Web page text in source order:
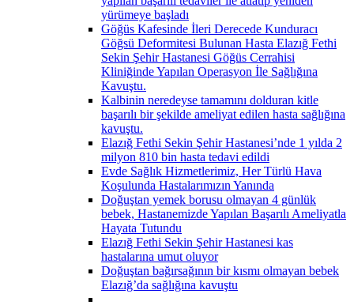
yürümeye başladı
Göğüs Kafesinde İleri Derecede Kunduracı
Göğsü Deformitesi Bulunan Hasta Elazığ Fethi
Sekin Şehir Hastanesi Göğüs Cerrahisi
Kliniğinde Yapılan Operasyon İle Sağlığına
Kavuştu.
Kalbinin neredeyse tamamını dolduran kitle
başarılı bir şekilde ameliyat edilen hasta sağlığına
kavuştu.
Elazığ Fethi Sekin Şehir Hastanesi’nde 1 yılda 2
milyon 810 bin hasta tedavi edildi
Evde Sağlık Hizmetlerimiz, Her Türlü Hava
Koşulunda Hastalarımızın Yanında
Doğuştan yemek borusu olmayan 4 günlük
bebek, Hastanemizde Yapılan Başarılı Ameliyatla
Hayata Tutundu
Elazığ Fethi Sekin Şehir Hastanesi kas
hastalarına umut oluyor
Doğuştan bağırsağının bir kısmı olmayan bebek
Elazığ’da sağlığına kavuştu